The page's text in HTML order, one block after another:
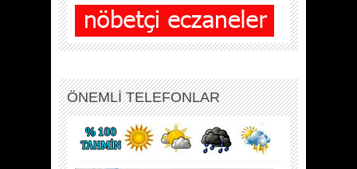
ÖNEMLİ TELEFONLAR